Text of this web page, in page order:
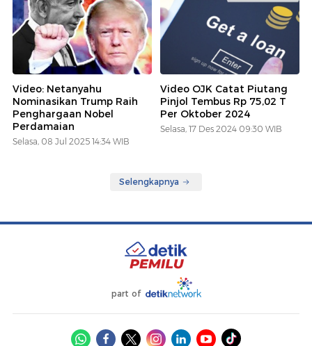
Video: Netanyahu
Nominasikan Trump Raih
Penghargaan Nobel
Perdamaian
Selasa, 08 Jul 2025 14:34 WIB
Video OJK Catat Piutang
Pinjol Tembus Rp 75,02 T
Per Oktober 2024
Selasa, 17 Des 2024 09:30 WIB
Selengkapnya
part of